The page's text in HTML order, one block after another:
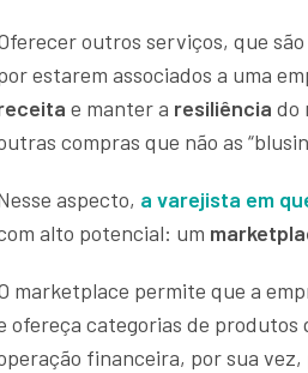
outros serviços, que
estarem associados a uma
e manter a resiliência do
compras que não as
aspecto, a varejista em
alto potencial: um
marketplace permite que a
ofereça categorias de
financeira, por sua